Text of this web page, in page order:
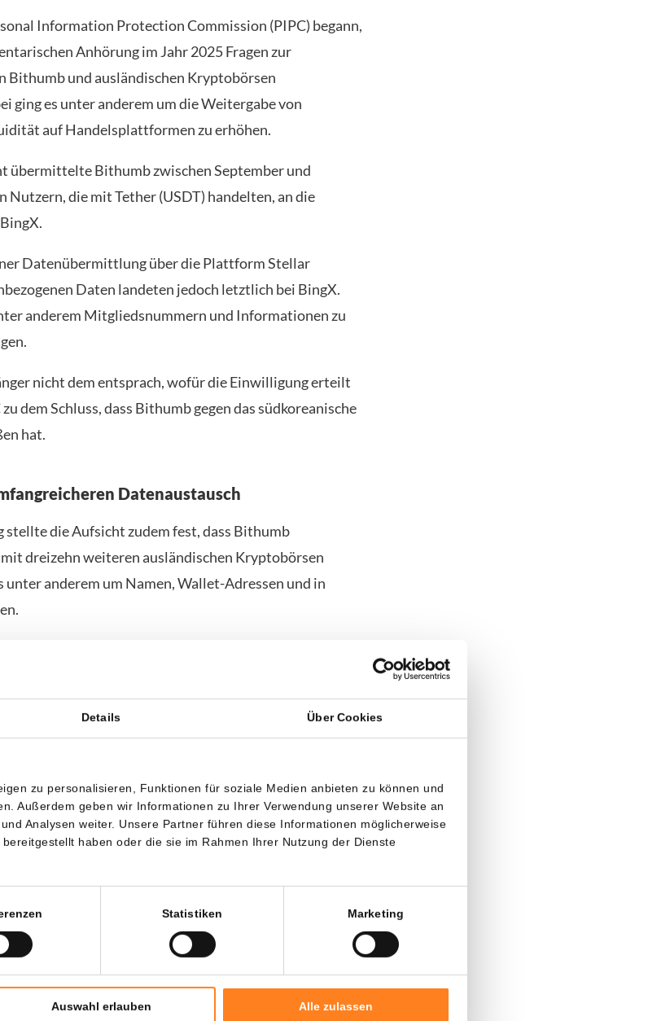
Details Über Cookies
zu personalisieren, Funktionen für soziale Medien anbieten zu können und
Außerdem geben wir Informationen zu Ihrer Verwendung unserer Website an
Analysen weiter. Unsere Partner führen diese Informationen möglicherweise
haben oder die sie im Rahmen Ihrer Nutzung der Dienste
Statistiken Marketing
Auswahl erlauben Alle zulassen
Information Protection Commission (PIPC) begann,
Anhörung im Jahr 2025 Fragen zur
Bithumb und ausländischen Kryptobörsen
ging es unter anderem um die Weitergabe von
auf Handelsplattformen zu erhöhen.
übermittelte Bithumb zwischen September und
Nutzern, die mit Tether (USDT) handelten, an die
Datenübermittlung über die Plattform Stellar
Daten landeten jedoch letztlich bei BingX.
anderem Mitgliedsnummern und Informationen zu
nicht dem entsprach, wofür die Einwilligung erteilt
dem Schluss, dass Bithumb gegen das südkoreanische
hat.
Datenaustausch
stellte die Aufsicht zudem fest, dass Bithumb
dreizehn weiteren ausländischen Kryptobörsen
unter anderem um Namen, Wallet-Adressen und in
Daten dafür in bestimmten Fällen
Zugleich betont sie, dass Nutzer vorab klar darüber
werden.
haben internationale Datenübermittlungen unmittelbare
Nutzer über ihre personenbezogenen Daten behalten.
über Kryptounternehmen